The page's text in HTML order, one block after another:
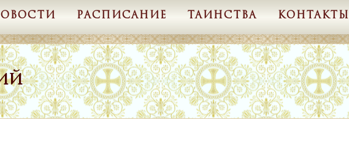
РАСПИСАНИЕ ТАИНСТВА КОНТАКТЫ